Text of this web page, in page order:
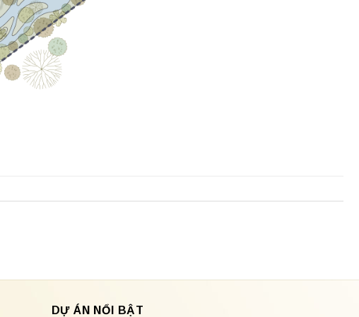
DỰ ÁN NỔI BẬT